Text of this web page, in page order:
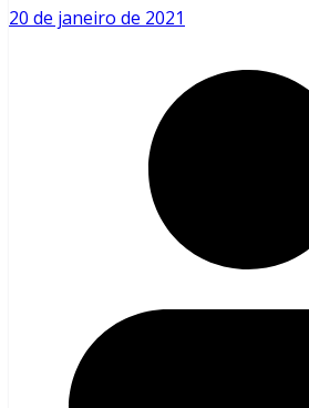
20 de janeiro de 2021